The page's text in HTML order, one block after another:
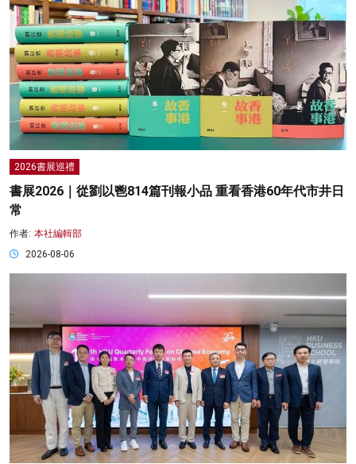
2026書展巡禮
書展2026｜從劉以鬯814篇刊報小品 重看香港60年代市井日
常
作者: 本社編輯部
2026-08-06